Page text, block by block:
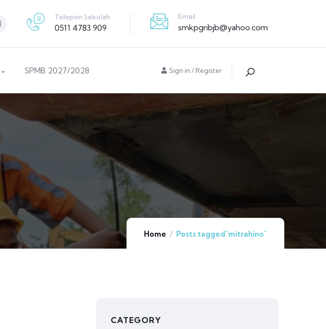
Telepon Sekolah
0511 4783 909
Email
smkpgribjb@yahoo.com
SPMB 2027/2028 Sign in / Register
Home Posts tagged"mitrahino"
CATEGORY